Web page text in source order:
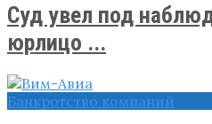
Суд увел под
юрлицо ...
Банкротство компаний